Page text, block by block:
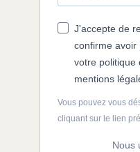
J'accepte de
confirme avoir
votre politique
mentions
Vous pouvez vous
cliquant sur le lien
Nous